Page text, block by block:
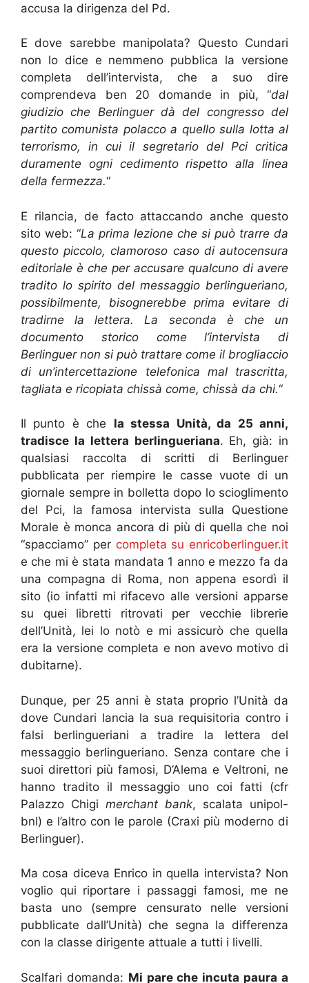
accusa la dirigenza del Pd.
E dove sarebbe manipolata? Questo Cundari
non lo dice e nemmeno pubblica la versione
completa dell’intervista, che a suo dire
comprendeva ben 20 domande in più, “dal
giudizio che Berlinguer dà del congresso del
partito comunista polacco a quello sulla lotta al
terrorismo, in cui il segretario del Pci critica
duramente ogni cedimento rispetto alla linea
della fermezza.“
E rilancia, de facto attaccando anche questo
sito web: “La prima lezione che si può trarre da
questo piccolo, clamoroso caso di autocensura
editoriale è che per accusare qualcuno di avere
tradito lo spirito del messaggio berlingueriano,
possibilmente, bisognerebbe prima evitare di
tradirne la lettera. La seconda è che un
documento storico come l’intervista di
Berlinguer non si può trattare come il brogliaccio
di un’intercettazione telefonica mal trascritta,
tagliata e ricopiata chissà come, chissà da chi.“
Il punto è che la stessa Unità, da 25 anni,
tradisce la lettera berlingueriana. Eh, già: in
qualsiasi raccolta di scritti di Berlinguer
pubblicata per riempire le casse vuote di un
giornale sempre in bolletta dopo lo scioglimento
del Pci, la famosa intervista sulla Questione
Morale è monca ancora di più di quella che noi
“spacciamo” per completa su enricoberlinguer.it
e che mi è stata mandata 1 anno e mezzo fa da
una compagna di Roma, non appena esordì il
sito (io infatti mi rifacevo alle versioni apparse
su quei libretti ritrovati per vecchie librerie
dell’Unità, lei lo notò e mi assicurò che quella
era la versione completa e non avevo motivo di
dubitarne).
Dunque, per 25 anni è stata proprio l’Unità da
dove Cundari lancia la sua requisitoria contro i
falsi berlingueriani a tradire la lettera del
messaggio berlingueriano. Senza contare che i
suoi direttori più famosi, D’Alema e Veltroni, ne
hanno tradito il messaggio uno coi fatti (cfr
Palazzo Chigi merchant bank, scalata unipol-
bnl) e l’altro con le parole (Craxi più moderno di
Berlinguer).
Ma cosa diceva Enrico in quella intervista? Non
voglio qui riportare i passaggi famosi, me ne
basta uno (sempre censurato nelle versioni
pubblicate dall’Unità) che segna la differenza
con la classe dirigente attuale a tutti i livelli.
Scalfari domanda: Mi pare che incuta paura a